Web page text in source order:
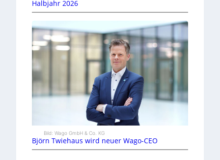
Halbjahr 2026
Bild: Wago GmbH & Co. KG
Björn Twiehaus wird neuer Wago-CEO